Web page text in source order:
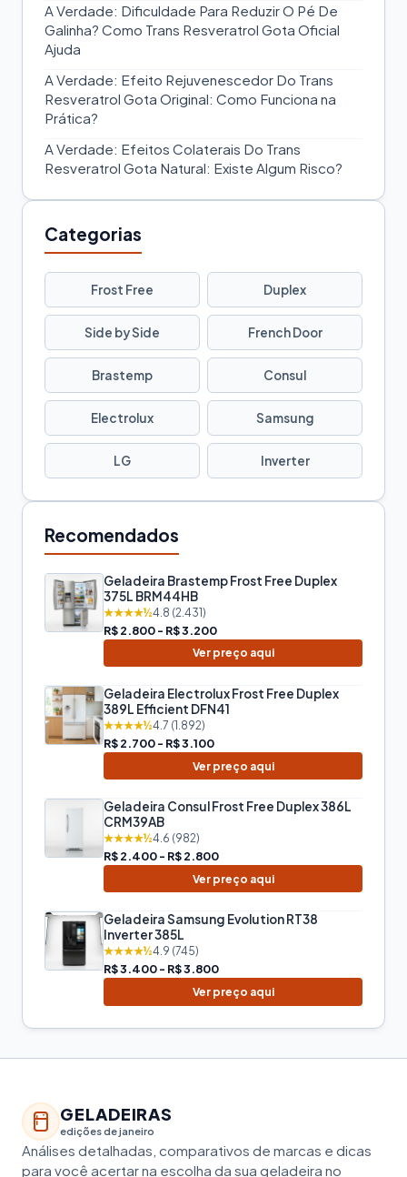
A Verdade: Dificuldade Para Reduzir O Pé De
Galinha? Como Trans Resveratrol Gota Oficial
Ajuda
A Verdade: Efeito Rejuvenescedor Do Trans
Resveratrol Gota Original: Como Funciona na
Prática?
A Verdade: Efeitos Colaterais Do Trans
Resveratrol Gota Natural: Existe Algum Risco?
Categorias
Frost Free Duplex
Side by Side French Door
Brastemp Consul
Electrolux Samsung
LG Inverter
Recomendados
Geladeira Brastemp Frost Free Duplex
375L BRM44HB
★★★★½4.8 (2.431)
R$ 2.800 - R$ 3.200
Ver preço aqui
Geladeira Electrolux Frost Free Duplex
389L Efficient DFN41
★★★★½4.7 (1.892)
R$ 2.700 - R$ 3.100
Ver preço aqui
Geladeira Consul Frost Free Duplex 386L
CRM39AB
★★★★½4.6 (982)
R$ 2.400 - R$ 2.800
Ver preço aqui
Geladeira Samsung Evolution RT38
Inverter 385L
★★★★½4.9 (745)
R$ 3.400 - R$ 3.800
Ver preço aqui
GELADEIRAS
edições de janeiro
Análises detalhadas, comparativos de marcas e dicas
para você acertar na escolha da sua geladeira no